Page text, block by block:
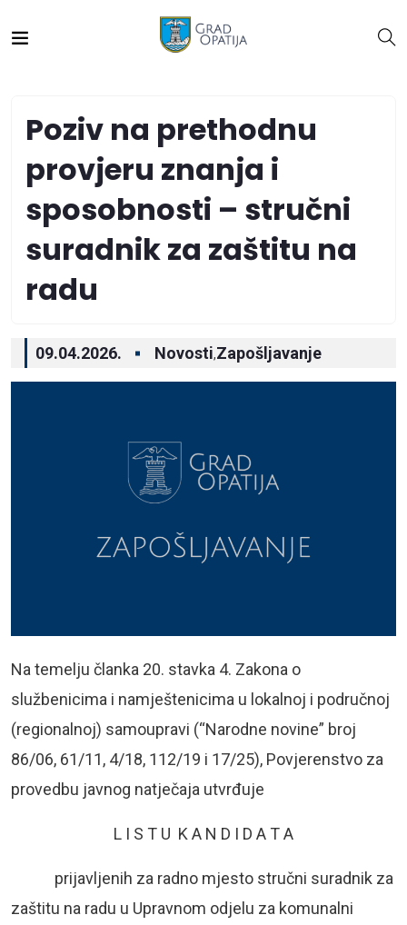
Poziv na prethodnu
provjeru znanja i
sposobnosti – stručni
suradnik za zaštitu na
radu
09.04.2026. Novosti,Zapošljavanje
Na temelju članka 20. stavka 4. Zakona o
službenicima i namještenicima u lokalnoj i područnoj
(regionalnoj) samoupravi (“Narodne novine” broj
86/06, 61/11, 4/18, 112/19 i 17/25), Povjerenstvo za
provedbu javnog natječaja utvrđuje
L I S T U K A N D I D A T A
prijavljenih za radno mjesto stručni suradnik za
zaštitu na radu u Upravnom odjelu za komunalni